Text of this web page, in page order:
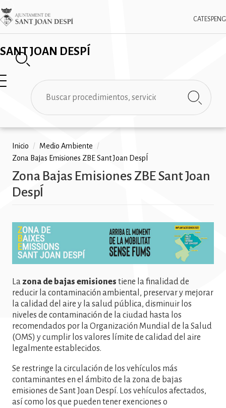
Pasar
al
contenido
SANT JOAN DESPÍ
CAT ESPENG
Imatge
✕
Buscar
Ruta
de
navegación
Inicio / Medio Ambiente
/
Zona Bajas Emisiones ZBE Sant Joan DespÍ
Zona Bajas Emisiones ZBE Sant Joan
DespÍ
La zona de bajas emisiones tiene la finalidad de
reducir la contaminación ambiental, preservar y mejorar
la calidad del aire y la salud pública, disminuir los
niveles de contaminación de la ciudad hasta los
recomendados por la Organización Mundial de la Salud
(OMS) y cumplir los valores límite de calidad del aire
legalmente establecidos.
Se restringe la circulación de los vehículos más
contaminantes en el ámbito de la zona de bajas
emisiones de Sant Joan Despí. Los vehículos afectados,
así como los que pueden tener exenciones o